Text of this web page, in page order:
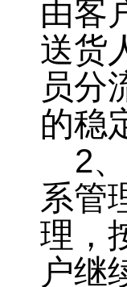
由客
送货
员分
的稳
2
系管
理 ，
户继